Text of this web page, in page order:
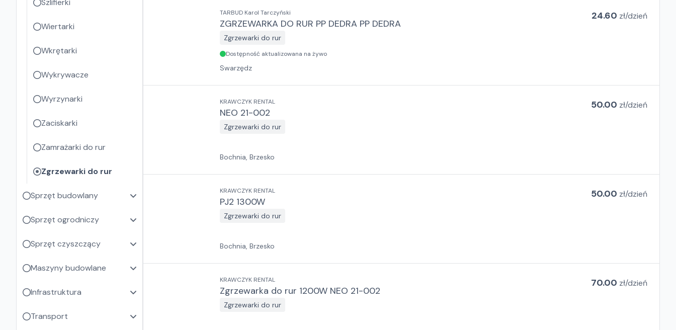
TARBUD Karol Tarczyński
ZGRZEWARKA DO RUR PP DEDRA PP DEDRA
Zgrzewarki do rur
24.60 zł/dzień
Dostępność aktualizowana na żywo
Swarzędz
KRAWCZYK RENTAL
NEO 21-002
Zgrzewarki do rur
50.00 zł/dzień
Bochnia, Brzesko
KRAWCZYK RENTAL
PJ2 1300W
Zgrzewarki do rur
50.00 zł/dzień
Bochnia, Brzesko
KRAWCZYK RENTAL
Zgrzewarka do rur 1200W NEO 21-002
Zgrzewarki do rur
70.00 zł/dzień
Szlifierki
Wiertarki
Wkrętarki
Wykrywacze
Wyrzynarki
Zaciskarki
Zamrażarki do rur
Zgrzewarki do rur
Sprzęt budowlany
Sprzęt ogrodniczy
Sprzęt czyszczący
Maszyny budowlane
Infrastruktura
Transport